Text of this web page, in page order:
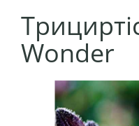
Wonder